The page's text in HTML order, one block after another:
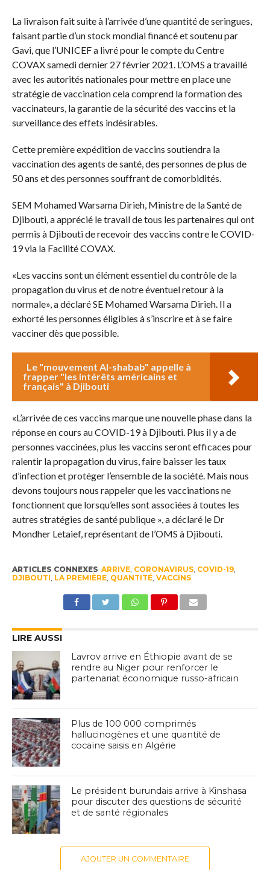
La livraison fait suite à l’arrivée d’une quantité de seringues,
faisant partie d’un stock mondial financé et soutenu par
Gavi, que l’UNICEF a livré pour le compte du Centre
COVAX samedi dernier 27 février 2021. L’OMS a travaillé
avec les autorités nationales pour mettre en place une
stratégie de vaccination cela comprend la formation des
vaccinateurs, la garantie de la sécurité des vaccins et la
surveillance des effets indésirables.
Cette première expédition de vaccins soutiendra la
vaccination des agents de santé, des personnes de plus de
50 ans et des personnes souffrant de comorbidités.
SEM Mohamed Warsama Dirieh, Ministre de la Santé de
Djibouti, a apprécié le travail de tous les partenaires qui ont
permis à Djibouti de recevoir des vaccins contre le COVID-
19 via la Facilité COVAX.
«Les vaccins sont un élément essentiel du contrôle de la
propagation du virus et de notre éventuel retour à la
normale», a déclaré SE Mohamed Warsama Dirieh. Il a
exhorté les personnes éligibles à s’inscrire et à se faire
vacciner dès que possible.
Le "mouvement Al-shabab" appelle à
frapper "les intérêts américains et
français" à Djibouti
«L’arrivée de ces vaccins marque une nouvelle phase dans la
réponse en cours au COVID-19 à Djibouti. Plus il y a de
personnes vaccinées, plus les vaccins seront efficaces pour
ralentir la propagation du virus, faire baisser les taux
d’infection et protéger l’ensemble de la société. Mais nous
devons toujours nous rappeler que les vaccinations ne
fonctionnent que lorsqu’elles sont associées à toutes les
autres stratégies de santé publique », a déclaré le Dr
Mondher Letaief, représentant de l’OMS à Djibouti.
ARTICLES CONNEXES ARRIVE, CORONAVIRUS, COVID-19,
DJIBOUTI LA PREMIÈRE, QUANTITÉ, VACCINS
LIRE AUSSI
Lavrov arrive en Éthiopie avant de se
rendre au Niger pour renforcer le
partenariat économique russo-africain
Plus de 100 000 comprimés
hallucinogènes et une quantité de
cocaïne saisis en Algérie
Le président burundais arrive à Kinshasa
pour discuter des questions de sécurité
et de santé régionales
AJOUTER UN COMMENTAIRE